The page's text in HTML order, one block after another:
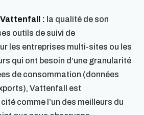
: la qualité de son
outils de suivi de
les entreprises multi-sites ou les
qui ont besoin d’une granularité
de consommation (données
Vattenfall est
comme l’un des meilleurs du